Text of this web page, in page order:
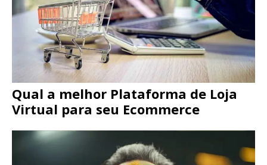
Qual a melhor Plataforma de Loja
Virtual para seu Ecommerce